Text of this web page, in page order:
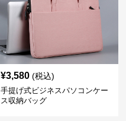
¥3,580 (税込)
手提げ式ビジネスパソコンケー
ス収納バッグ